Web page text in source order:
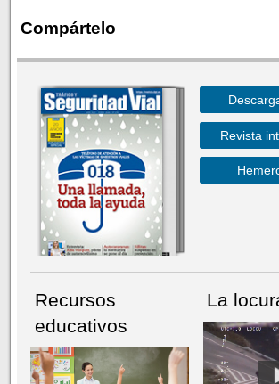
Compártelo
Revista
Recursos
educativos
La